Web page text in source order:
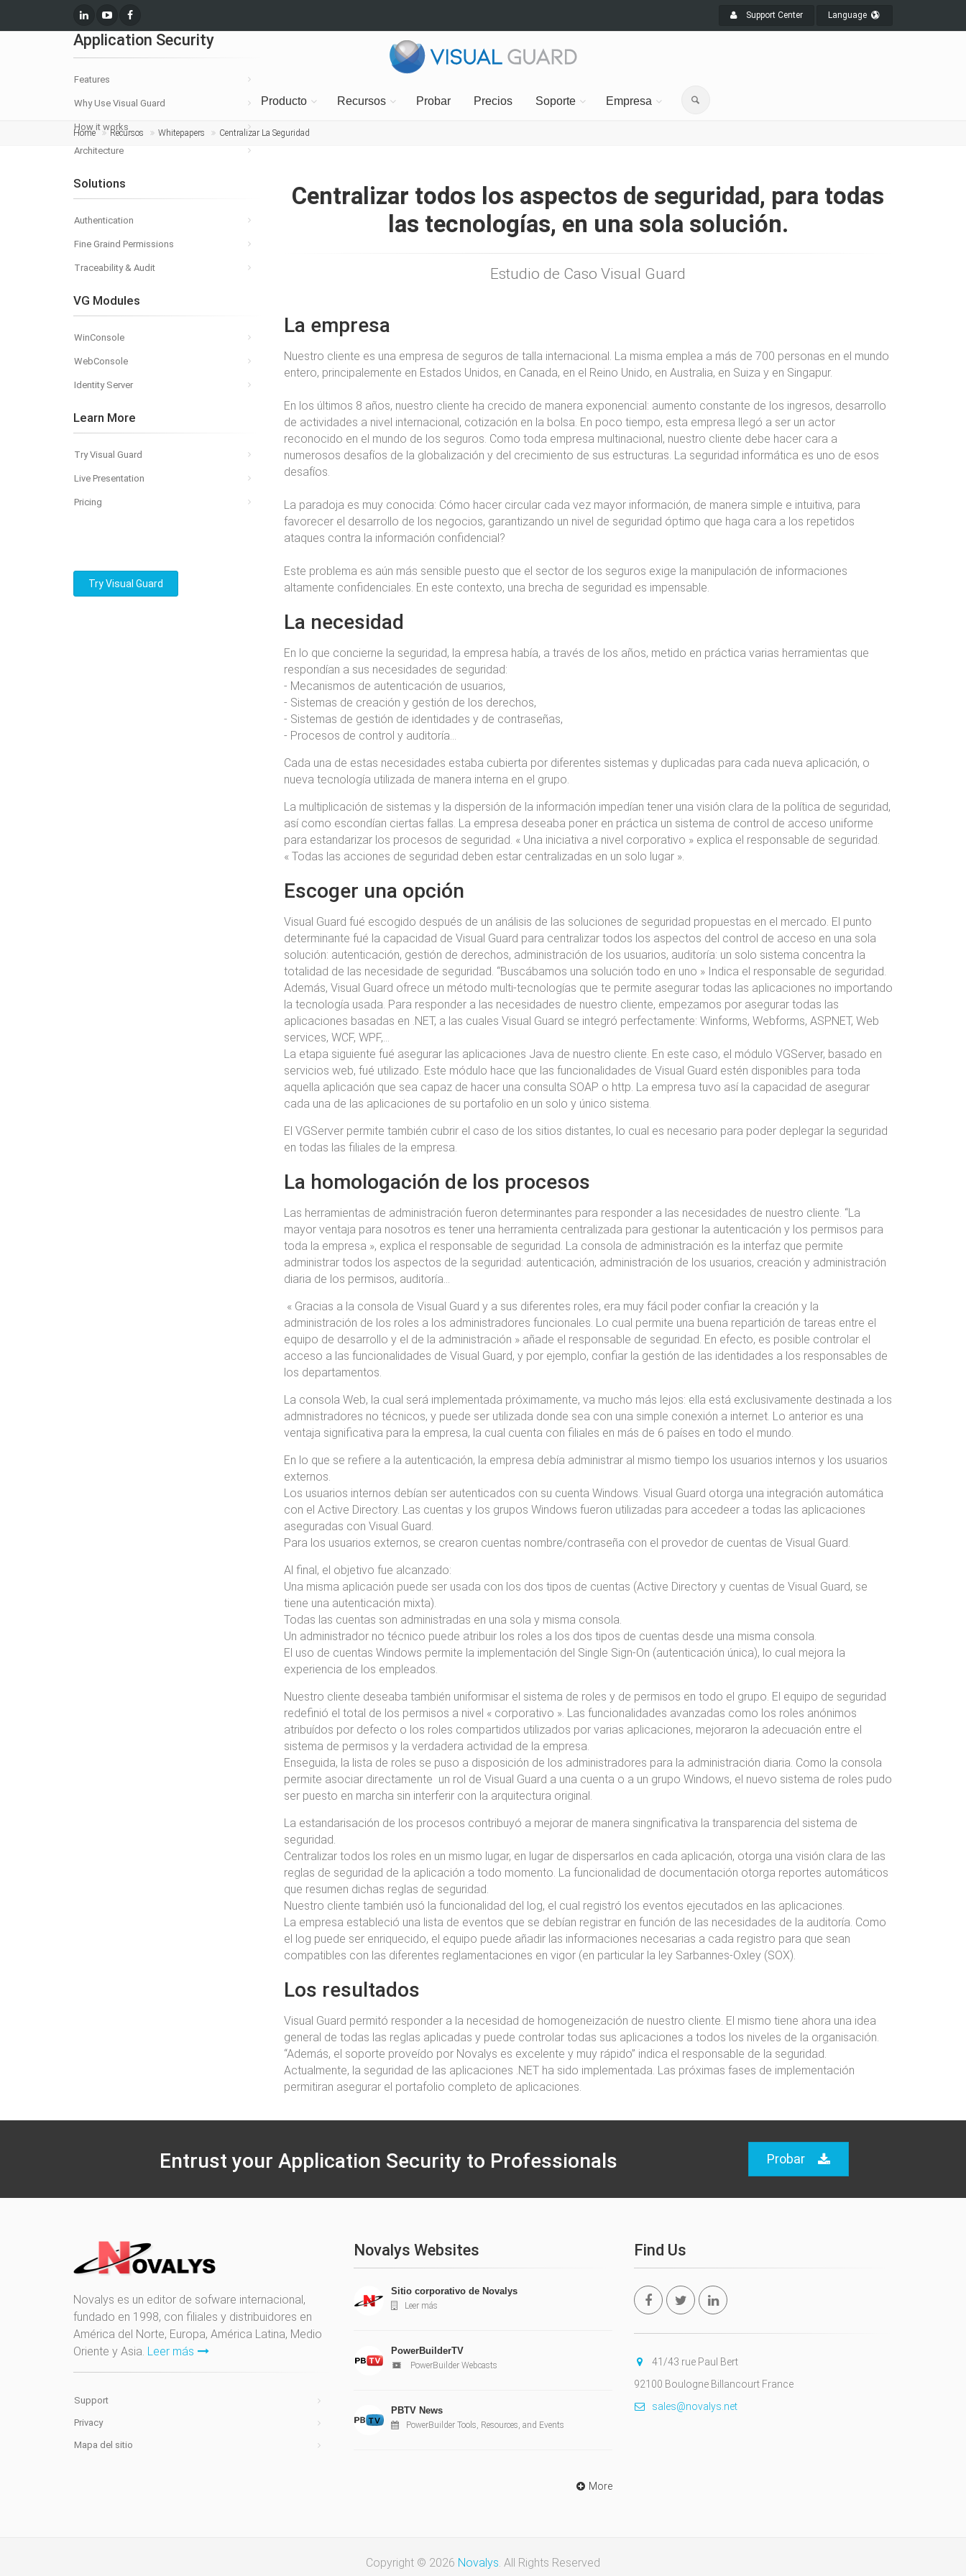
Support Center Language
Producto Recursos Probar Precios Soporte Empresa
Home Recursos Whitepapers Centralizar La Seguridad
Centralizar todos los aspectos de seguridad, para todas
las tecnologías, en una sola solución.
Estudio de Caso Visual Guard
La empresa
Nuestro cliente es una empresa de seguros de talla internacional. La misma emplea a más de 700 personas en el mundo
entero, principalemente en Estados Unidos, en Canada, en el Reino Unido, en Australia, en Suiza y en Singapur.
En los últimos 8 años, nuestro cliente ha crecido de manera exponencial: aumento constante de los ingresos, desarrollo
de actividades a nivel internacional, cotización en la bolsa. En poco tiempo, esta empresa llegó a ser un actor
reconocido en el mundo de los seguros. Como toda empresa multinacional, nuestro cliente debe hacer cara a
numerosos desafíos de la globalización y del crecimiento de sus estructuras. La seguridad informática es uno de esos
desafíos.
La paradoja es muy conocida: Cómo hacer circular cada vez mayor información, de manera simple e intuitiva, para
favorecer el desarrollo de los negocios, garantizando un nivel de seguridad óptimo que haga cara a los repetidos
ataques contra la información confidencial?
Este problema es aún más sensible puesto que el sector de los seguros exige la manipulación de informaciones
altamente confidenciales. En este contexto, una brecha de seguridad es impensable.
La necesidad
En lo que concierne la seguridad, la empresa había, a través de los años, metido en práctica varias herramientas que
respondían a sus necesidades de seguridad:
- Mecanismos de autenticación de usuarios,
- Sistemas de creación y gestión de los derechos,
- Sistemas de gestión de identidades y de contraseñas,
- Procesos de control y auditoría…
Cada una de estas necesidades estaba cubierta por diferentes sistemas y duplicadas para cada nueva aplicación, o
nueva tecnología utilizada de manera interna en el grupo.
La multiplicación de sistemas y la dispersión de la información impedían tener una visión clara de la política de seguridad,
así como escondían ciertas fallas. La empresa deseaba poner en práctica un sistema de control de acceso uniforme
para estandarizar los procesos de seguridad. « Una iniciativa a nivel corporativo » explica el responsable de seguridad.
« Todas las acciones de seguridad deben estar centralizadas en un solo lugar ».
Escoger una opción
Visual Guard fué escogido después de un análisis de las soluciones de seguridad propuestas en el mercado. El punto
determinante fué la capacidad de Visual Guard para centralizar todos los aspectos del control de acceso en una sola
solución: autenticación, gestión de derechos, administración de los usuarios, auditoría: un solo sistema concentra la
totalidad de las necesidade de seguridad. “Buscábamos una solución todo en uno » Indica el responsable de seguridad.
Además, Visual Guard ofrece un método multi-tecnologías que te permite asegurar todas las aplicaciones no importando
la tecnología usada. Para responder a las necesidades de nuestro cliente, empezamos por asegurar todas las
aplicaciones basadas en .NET, a las cuales Visual Guard se integró perfectamente: Winforms, Webforms, ASP.NET, Web
services, WCF, WPF,…
La etapa siguiente fué asegurar las aplicaciones Java de nuestro cliente. En este caso, el módulo VGServer, basado en
servicios web, fué utilizado. Este módulo hace que las funcionalidades de Visual Guard estén disponibles para toda
aquella aplicación que sea capaz de hacer una consulta SOAP o http. La empresa tuvo así la capacidad de asegurar
cada una de las aplicaciones de su portafolio en un solo y único sistema.
El VGServer permite también cubrir el caso de los sitios distantes, lo cual es necesario para poder deplegar la seguridad
en todas las filiales de la empresa.
La homologación de los procesos
Las herramientas de administración fueron determinantes para responder a las necesidades de nuestro cliente. “La
mayor ventaja para nosotros es tener una herramienta centralizada para gestionar la autenticación y los permisos para
toda la empresa », explica el responsable de seguridad. La consola de administración es la interfaz que permite
administrar todos los aspectos de la seguridad: autenticación, administración de los usuarios, creación y administración
diaria de los permisos, auditoría…
« Gracias a la consola de Visual Guard y a sus diferentes roles, era muy fácil poder confiar la creación y la
administración de los roles a los administradores funcionales. Lo cual permite una buena repartición de tareas entre el
equipo de desarrollo y el de la administración » añade el responsable de seguridad. En efecto, es posible controlar el
acceso a las funcionalidades de Visual Guard, y por ejemplo, confiar la gestión de las identidades a los responsables de
los departamentos.
La consola Web, la cual será implementada próximamente, va mucho más lejos: ella está exclusivamente destinada a los
admnistradores no técnicos, y puede ser utilizada donde sea con una simple conexión a internet. Lo anterior es una
ventaja significativa para la empresa, la cual cuenta con filiales en más de 6 países en todo el mundo.
En lo que se refiere a la autenticación, la empresa debía administrar al mismo tiempo los usuarios internos y los usuarios
externos.
Los usuarios internos debían ser autenticados con su cuenta Windows. Visual Guard otorga una integración automática
con el Active Directory. Las cuentas y los grupos Windows fueron utilizadas para accedeer a todas las aplicaciones
aseguradas con Visual Guard.
Para los usuarios externos, se crearon cuentas nombre/contraseña con el provedor de cuentas de Visual Guard.
Al final, el objetivo fue alcanzado:
Una misma aplicación puede ser usada con los dos tipos de cuentas (Active Directory y cuentas de Visual Guard, se
tiene una autenticación mixta).
Todas las cuentas son administradas en una sola y misma consola.
Un administrador no técnico puede atribuir los roles a los dos tipos de cuentas desde una misma consola.
El uso de cuentas Windows permite la implementación del Single Sign-On (autenticación única), lo cual mejora la
experiencia de los empleados.
Nuestro cliente deseaba también uniformisar el sistema de roles y de permisos en todo el grupo. El equipo de seguridad
redefinió el total de los permisos a nivel « corporativo ». Las funcionalidades avanzadas como los roles anónimos
atribuídos por defecto o los roles compartidos utilizados por varias aplicaciones, mejoraron la adecuación entre el
sistema de permisos y la verdadera actividad de la empresa.
Enseguida, la lista de roles se puso a disposición de los administradores para la administración diaria. Como la consola
permite asociar directamente un rol de Visual Guard a una cuenta o a un grupo Windows, el nuevo sistema de roles pudo
ser puesto en marcha sin interferir con la arquitectura original.
La estandarisación de los procesos contribuyó a mejorar de manera singnificativa la transparencia del sistema de
seguridad.
Centralizar todos los roles en un mismo lugar, en lugar de dispersarlos en cada aplicación, otorga una visión clara de las
reglas de seguridad de la aplicación a todo momento. La funcionalidad de documentación otorga reportes automáticos
que resumen dichas reglas de seguridad.
Nuestro cliente también usó la funcionalidad del log, el cual registró los eventos ejecutados en las aplicaciones.
La empresa estableció una lista de eventos que se debían registrar en función de las necesidades de la auditoría. Como
el log puede ser enriquecido, el equipo puede añadir las informaciones necesarias a cada registro para que sean
compatibles con las diferentes reglamentaciones en vigor (en particular la ley Sarbannes-Oxley (SOX).
Los resultados
Visual Guard permitó responder a la necesidad de homogeneización de nuestro cliente. El mismo tiene ahora una idea
general de todas las reglas aplicadas y puede controlar todas sus aplicaciones a todos los niveles de la organisación.
“Además, el soporte proveído por Novalys es excelente y muy rápido” indica el responsable de la seguridad.
Actualmente, la seguridad de las aplicaciones .NET ha sido implementada. Las próximas fases de implementación
permitiran asegurar el portafolio completo de aplicaciones.
Application Security
Features
Why Use Visual Guard
How it works
Architecture
Solutions
Authentication
Fine Graind Permissions
Traceability & Audit
VG Modules
WinConsole
WebConsole
Identity Server
Learn More
Try Visual Guard
Live Presentation
Pricing
Try Visual Guard
Entrust your Application Security to Professionals Probar
Novalys es un editor de sofware internacional,
fundado en 1998, con filiales y distribuidores en
América del Norte, Europa, América Latina, Medio
Oriente y Asia. Leer más
Support
Privacy
Mapa del sitio
Novalys Websites
Sitio corporativo de Novalys
Leer más
PowerBuilderTV
PowerBuilder Webcasts
PBTV News
PowerBuilder Tools, Resources, and Events
More
Find Us
41/43 rue Paul Bert
92100 Boulogne Billancourt France
sales@novalys.net
Copyright © 2026 Novalys. All Rights Reserved